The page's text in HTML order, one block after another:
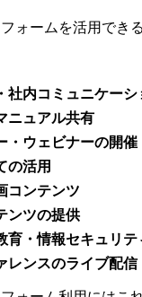
ォームを活用でき
社内コミュニケーシ
ニュアル共有
・ウェビナーの開催
の活用
コンテンツ
ンツの提供
育・情報セキュリテ
レンスのライブ配信